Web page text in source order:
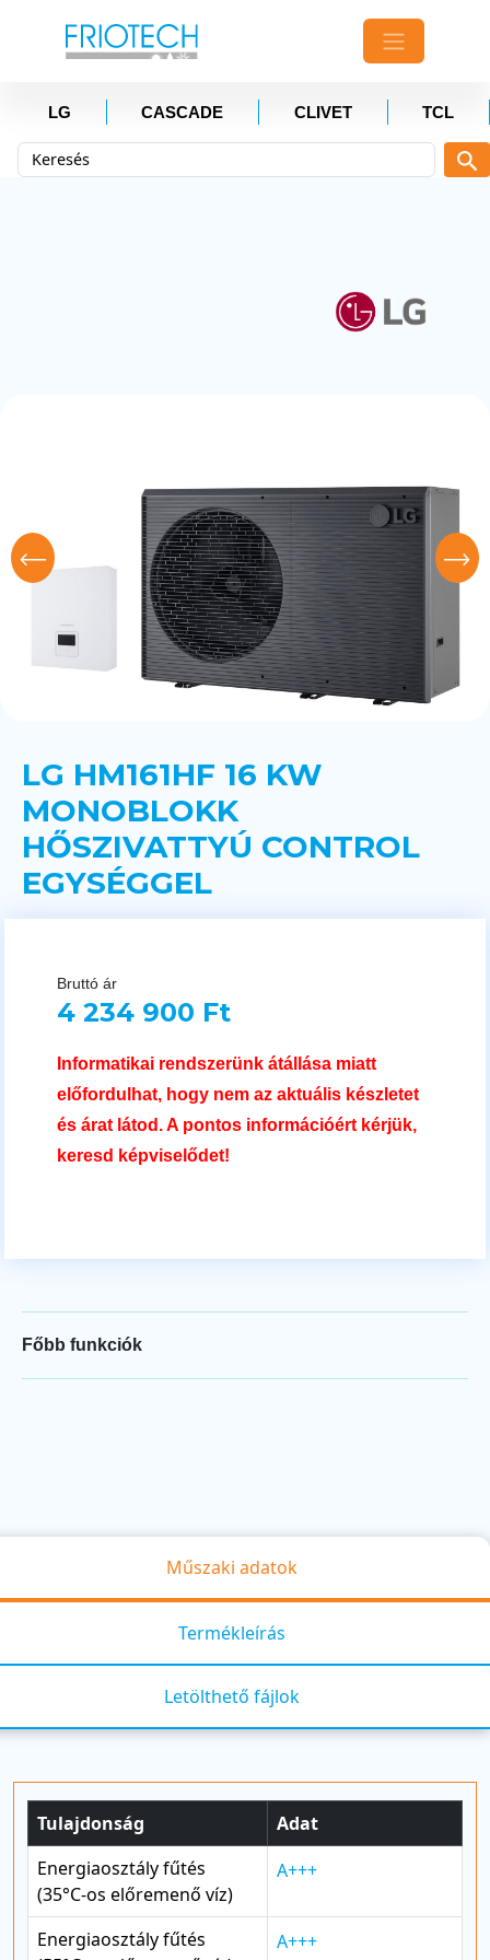
LG CASCADE CLIVET TCL
LG HM161HF 16 KW
MONOBLOKK
HŐSZIVATTYÚ CONTROL
EGYSÉGGEL
Bruttó ár
4 234 900 Ft
Informatikai rendszerünk átállása miatt
előfordulhat, hogy nem az aktuális készletet
és árat látod. A pontos információért kérjük,
keresd képviselődet!
Főbb funkciók
Műszaki adatok
Termékleírás
Letölthető fájlok
Tulajdonság
Adat
Energiaosztály fűtés
(35°C-os előremenő víz)
A+++
Energiaosztály fűtés
A+++